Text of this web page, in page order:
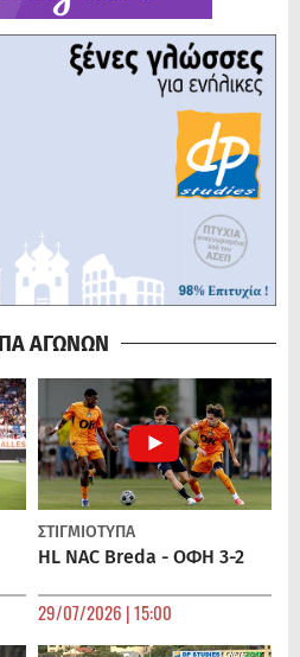
ΑΓΩΝΩΝ
ΣΤΙΓΜΙΟΤΥΠΑ
HL NAC Breda - ΟΦΗ 3-2
29/07/2026 | 15:00